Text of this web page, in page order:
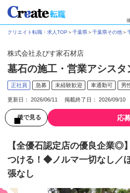
クリエイト転職・求人TOP ＞千葉県＞千葉県その他＞
株式会社ゑびす家石材店
墓石の施工・営業アシスタ
正社員 急募 未経験歓迎 車通勤可 男
更新日： 2026/06/11 掲載終了日： 2026/09/10
後で見る 応
【全優石認定店の優良企業◎
つける！◆ノルマ一切なし／
張なし